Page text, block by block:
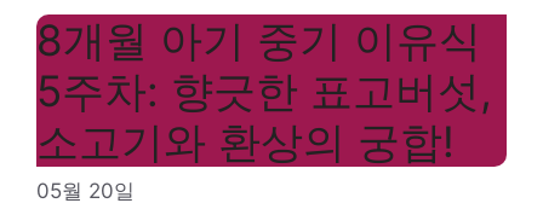
8개월 아기 중기 이유식
5주차: 향긋한 표고버섯,
소고기와 환상의 궁합!
05월 20일